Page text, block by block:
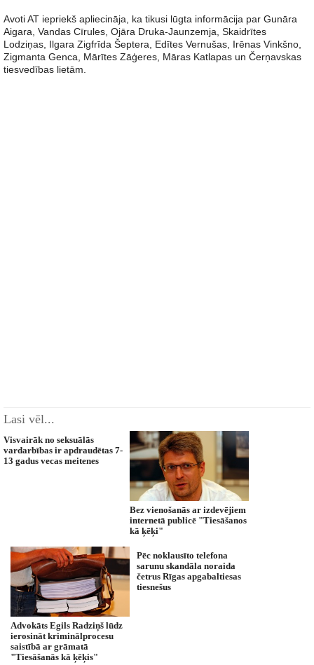
Avoti AT iepriekš apliecināja, ka tikusi lūgta informācija par Gunāra
Aigara, Vandas Cīrules, Ojāra Druka-Jaunzemja, Skaidrītes
Lodziņas, Ilgara Zigfrīda Šeptera, Edītes Vernušas, Irēnas Vinkšno,
Zigmanta Genca, Mārītes Zāģeres, Māras Katlapas un Čerņavskas
tiesvedības lietām.
Lasi vēl...
Visvairāk no seksuālās
vardarbības ir apdraudētas 7-
13 gadus vecas meitenes
Bez vienošanās ar izdevējiem
internetā publicē "Tiesāšanos
kā ķēķi"
Advokāts Egils Radziņš lūdz
ierosināt kriminālprocesu
saistībā ar grāmatā
"Tiesāšanās kā ķēķis"
Pēc noklausīto telefona
sarunu skandāla noraida
četrus Rīgas apgabaltiesas
tiesnešus